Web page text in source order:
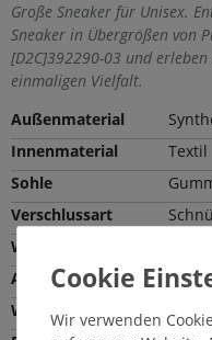
Große Sneaker für Unisex.
Sneaker in Übergrößen von
[D2C]392290-03 und
einmaligen Vielfalt.
Außenmaterial
Innenmaterial
Textil
Sohle
Verschlussart
Weite
Absatzhöhe
1,5
Wechselfußbett
Nein
Wir verwenden